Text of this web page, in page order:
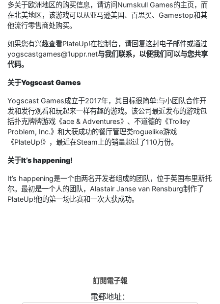
多关于欧洲地区的购买信息，请访问Numskull Games的主页，而
在北美地区，该游戏可以从亚马逊美国、百思买、Gamestop和其
他流行零售商处购买。
如果您有兴趣查看PlateUp!在控制台，请回复这封电子邮件或通过
yogscastgames@1uppr.net与我们联系，以便我们可以与您共享
代码。
关于Yogscast Games
Yogscast Games成立于2017年，其目标很简单:与小团队合作开
发和发行观看和玩起来一样有趣的游戏。该公司最近发布的游戏包
括扑克牌牌游戏《ace & Adventures》、不道德的《Trolley
Problem, Inc.》和大获成功的餐厅管理类roguelike游戏
《PlateUp!》，最近在Steam上的销量超过了110万份。
关于It’s happening!
It’s happening是一个由两名开发者组成的团队，位于英国布里斯托
尔。最初是一个人的团队，Alastair Janse van Rensburg制作了
PlateUp!他的第一场比赛和一次大获成功。
訂閱電子報
電郵地址：